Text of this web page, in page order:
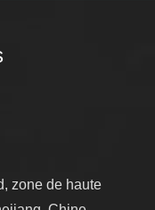
zone de haute